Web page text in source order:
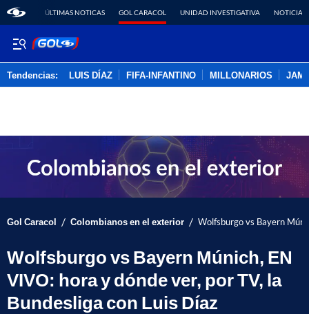
ÚLTIMAS NOTICAS GOL CARACOL UNIDAD INVESTIGATIVA NOTICIAS
Tendencias: LUIS DÍAZ FIFA-INFANTINO MILLONARIOS
Gol Caracol / Colombianos en el exterior / Wolfsburgo vs Bayern
Wolfsburgo vs Bayern Múnich, EN
VIVO: hora y dónde ver, por TV, la
Bundesliga con Luis Díaz